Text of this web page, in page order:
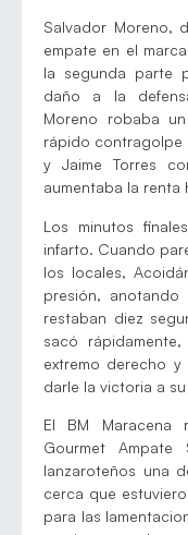
Salvador Moreno,
empate en el
la segunda parte
daño a la
Moreno robaba
rápido contragolpe
y Jaime Torres
aumentaba la
Los minutos
infarto. Cuando
los locales,
presión,
restaban diez
sacó
extremo derecho
darle la victoria a
El BM
Gourmet
lanzaroteños una
cerca que
para las